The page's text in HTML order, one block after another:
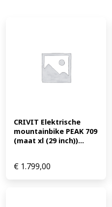
CRIVIT Elektrische
mountainbike PEAK 709
(maat xl (29 inch))...
€ 1.799,00